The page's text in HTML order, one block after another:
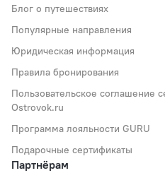
Блог о путешествиях
Популярные направления
Юридическая информация
Правила бронирования
Пользовательское соглашение
Ostrovok.ru
Программа лояльности GURU
Подарочные сертификаты
Партнёрам